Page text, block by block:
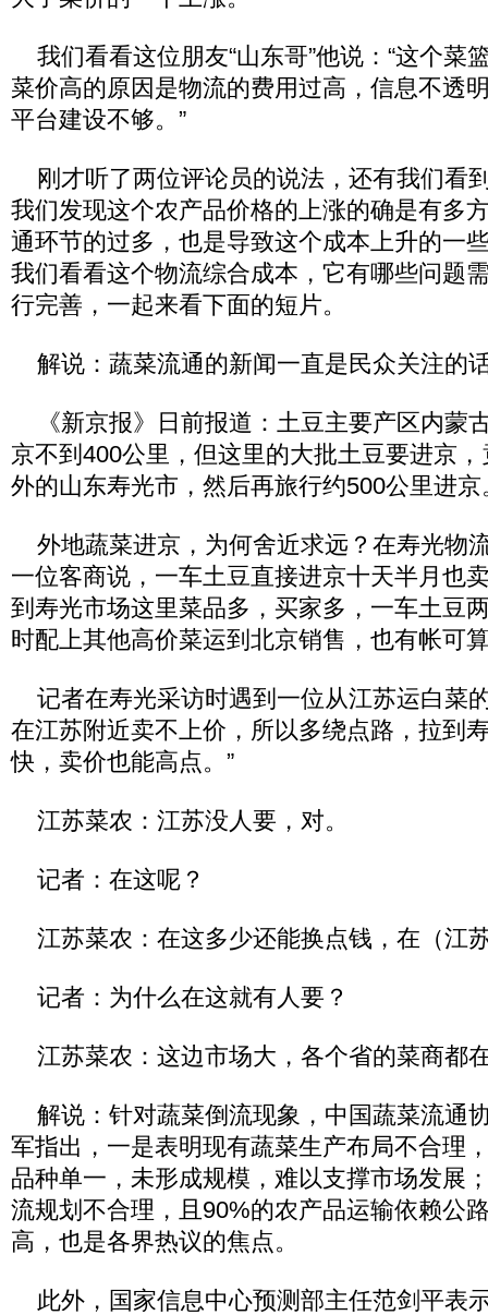
我们看看这位朋友“山东哥”他说：“这个菜
菜价高的原因是物流的费用过高，信息不透
平台建设不够。”
刚才听了两位评论员的说法，还有我们看
我们发现这个农产品价格的上涨的确是有多
通环节的过多，也是导致这个成本上升的一
我们看看这个物流综合成本，它有哪些问题
行完善，一起来看下面的短片。
解说：蔬菜流通的新闻一直是民众关注的
《新京报》日前报道：土豆主要产区内蒙
京不到400公里，但这里的大批土豆要进京
外的山东寿光市，然后再旅行约500公里进京
外地蔬菜进京，为何舍近求远？在寿光物
一位客商说，一车土豆直接进京十天半月也
到寿光市场这里菜品多，买家多，一车土豆
时配上其他高价菜运到北京销售，也有帐可
记者在寿光采访时遇到一位从江苏运白菜
在江苏附近卖不上价，所以多绕点路，拉到
快，卖价也能高点。”
江苏菜农：江苏没人要，对。
记者：在这呢？
江苏菜农：在这多少还能换点钱，在（江
记者：为什么在这就有人要？
江苏菜农：这边市场大，各个省的菜商都
解说：针对蔬菜倒流现象，中国蔬菜流通
军指出，一是表明现有蔬菜生产布局不合理
品种单一，未形成规模，难以支撑市场发展
流规划不合理，且90%的农产品运输依赖公
高，也是各界热议的焦点。
此外，国家信息中心预测部主任范剑平表